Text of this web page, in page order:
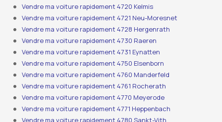
Vendre ma voiture rapidement 4720 Kelmis
Vendre ma voiture rapidement 4721 Neu-Moresnet
Vendre ma voiture rapidement 4728 Hergenrath
Vendre ma voiture rapidement 4730 Raeren
Vendre ma voiture rapidement 4731 Eynatten
Vendre ma voiture rapidement 4750 Elsenborn
Vendre ma voiture rapidement 4760 Manderfeld
Vendre ma voiture rapidement 4761 Rocherath
Vendre ma voiture rapidement 4770 Meyerode
Vendre ma voiture rapidement 4771 Heppenbach
Vendre ma voiture rapidement 4780 Sankt-Vith